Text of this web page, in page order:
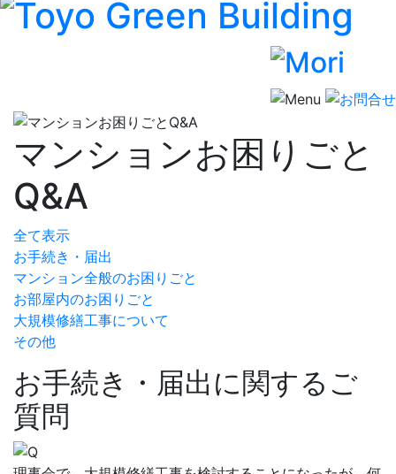
マンションお困りごと
Q&A
全て表示
お手続き・届出
マンション全般のお困りごと
お部屋内のお困りごと
大規模修繕工事について
その他
お手続き・届出に関するご
質問